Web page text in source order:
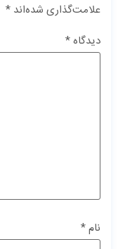
علامت‌گذاری شده‌اند *
دیدگاه*
نام*